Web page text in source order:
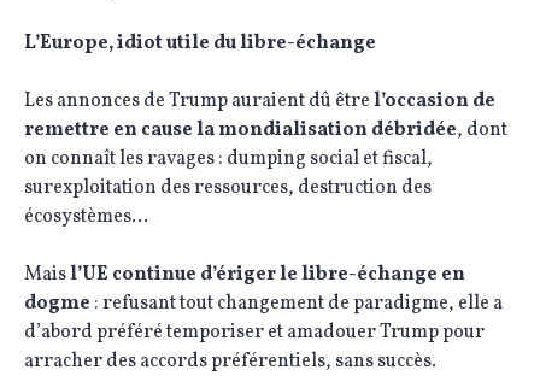
L’Europe, idiot utile du libre-échange
Les annonces de Trump auraient dû êtrel’occasion de
remettre en cause la mondialisation débridée, dont
on connaît les ravages : dumping social et fiscal,
surexploitation des ressources, destruction des
écosystèmes…
Maisl’UE continue d’ériger le libre-échange en
dogme : refusant tout changement de paradigme, elle a
d’abord préféré temporiser et amadouer Trump pour
arracher des accords préférentiels, sans succès.